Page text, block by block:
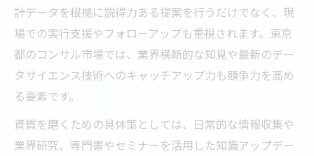
計データを根拠に説得力ある提案を行うだけでなく、現
場での実行支援やフォローアップも重視されます。東京
都のコンサル市場では、業界横断的な知見や最新のデー
タサイエンス技術へのキャッチアップ力も競争力を高め
る要素です。
資質を磨くための具体策としては、日常的な情報収集や
業界研究、専門書やセミナーを活用した知識アップデー